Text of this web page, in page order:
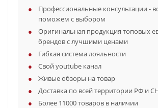
Профессиональные консультации -
поможем с выбором
Оригинальная продукция топовых
брендов с лучшими ценами
Гибкая система лояльности
Свой youtube канал
Живые обзоры на товар
Доставка по всей территории РФ и
Более 11000 товаров в наличии